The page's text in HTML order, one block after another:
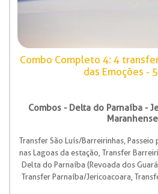
Combo Completo 4: 4
das Emoções -
Combos - Delta do Parnaíba -
Transfer São Luís/Barreirinhas, Passeio
nas Lagoas da estação, Transfer
Delta do Parnaíba (Revoada dos
Transfer Parnaíba/Jericoacoara,